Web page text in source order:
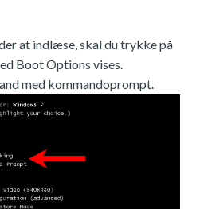
at indlæse, skal du trykke på
Boot Options vises.
med kommandoprompt.